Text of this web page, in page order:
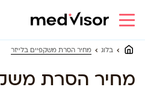
בלוג
מחיר הסרת משקפיים בלייזר
מחיר הסרת